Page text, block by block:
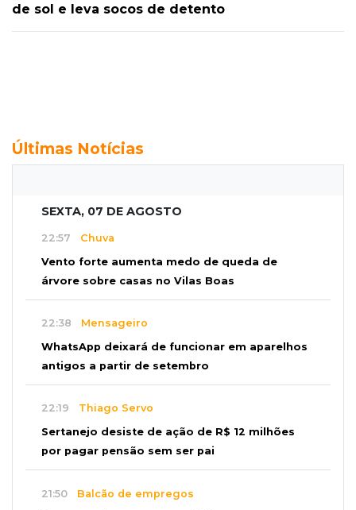
de sol e leva socos de detento
Últimas Notícias
SEXTA, 07 DE AGOSTO
22:57 Chuva
Vento forte aumenta medo de queda de
árvore sobre casas no Vilas Boas
22:38 Mensageiro
WhatsApp deixará de funcionar em aparelhos
antigos a partir de setembro
22:19 Thiago Servo
Sertanejo desiste de ação de R$ 12 milhões
por pagar pensão sem ser pai
21:50 Balcão de empregos